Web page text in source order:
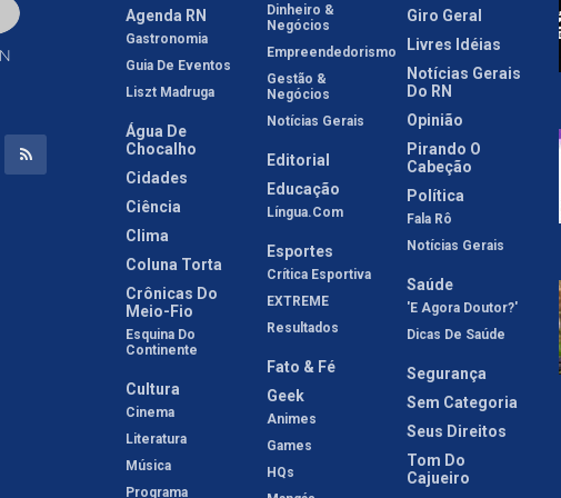
Agenda RN
Gastronomia
Guia De Eventos
Liszt Madruga
Água De
Chocalho
Cidades
Ciência
Clima
Coluna Torta
Crônicas Do
Meio-Fio
Esquina Do
Continente
Cultura
Cinema
Literatura
Música
Programa
Dinheiro &
Negócios
Empreendedorismo
Gestão &
Negócios
Notícias Gerais
Editorial
Educação
Língua.com
Esportes
Crítica Esportiva
EXTREME
Resultados
Fato & Fé
Geek
Animes
Games
HQs
Giro Geral
Livres Idéias
Notícias Gerais
Do RN
Opinião
Pirando O
Cabeção
Política
Fala Rô
Notícias Gerais
Saúde
'E Agora Doutor?'
Dicas De Saúde
Segurança
Sem Categoria
Seus Direitos
Tom Do
Cajueiro